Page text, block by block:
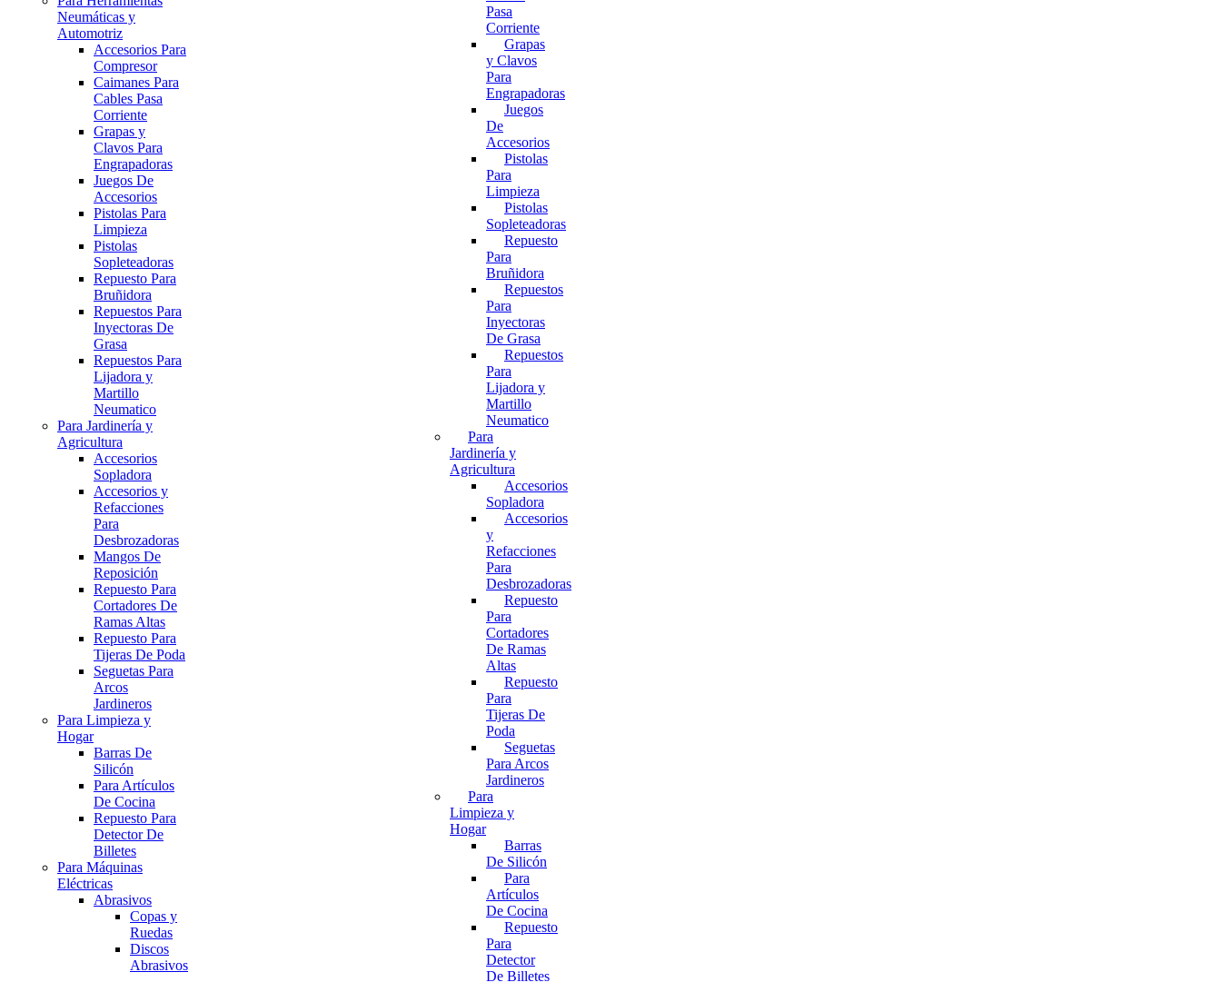
Pasa
Corriente
Grapas
y Clavos
Para
Engrapadoras
Juegos
De
Accesorios
Pistolas
Para
Limpieza
Pistolas
Sopleteadoras
Repuesto
Para
Bruñidora
Repuestos
Para
Inyectoras
De Grasa
Repuestos
Para
Lijadora y
Martillo
Neumatico
Para
Jardinería y
Agricultura
Accesorios
Sopladora
Accesorios
y
Refacciones
Para
Desbrozadoras
Repuesto
Para
Cortadores
De Ramas
Altas
Repuesto
Para
Tijeras De
Poda
Seguetas
Para Arcos
Jardineros
Para
Limpieza y
Hogar
Barras
De Silicón
Para
Artículos
De Cocina
Repuesto
Para
Detector
De Billetes
Neumáticas y
Automotriz
Accesorios Para
Compresor
Caimanes Para
Cables Pasa
Corriente
Grapas y
Clavos Para
Engrapadoras
Juegos De
Accesorios
Pistolas Para
Limpieza
Pistolas
Sopleteadoras
Repuesto Para
Bruñidora
Repuestos Para
Inyectoras De
Grasa
Repuestos Para
Lijadora y
Martillo
Neumatico
Para Jardinería y
Agricultura
Accesorios
Sopladora
Accesorios y
Refacciones
Para
Desbrozadoras
Mangos De
Reposición
Repuesto Para
Cortadores De
Ramas Altas
Repuesto Para
Tijeras De Poda
Seguetas Para
Arcos
Jardineros
Para Limpieza y
Hogar
Barras De
Silicón
Para Artículos
De Cocina
Repuesto Para
Detector De
Billetes
Para Máquinas
Eléctricas
Abrasivos
Copas y
Ruedas
Discos
Abrasivos